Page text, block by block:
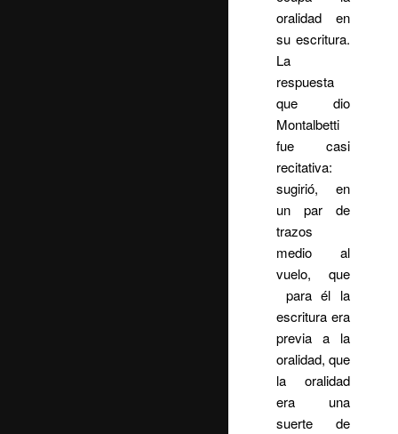
oralidad en
su escritura.
La
respuesta
que dio
Montalbetti
fue casi
recitativa:
sugirió, en
un par de
trazos
medio al
vuelo, que
para él la
escritura era
previa a la
oralidad, que
la oralidad
era una
suerte de